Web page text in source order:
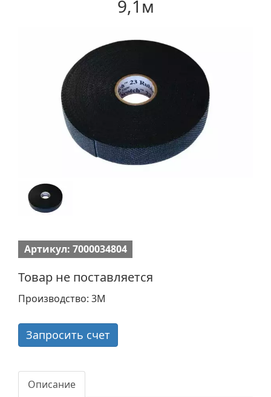
9,1м
Артикул: 7000034804
Товар не поставляется
Производство: 3M
Запросить счет
Описание